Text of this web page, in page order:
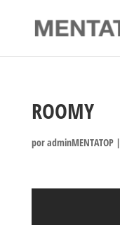
ROOMY
poradminMENTATOP|